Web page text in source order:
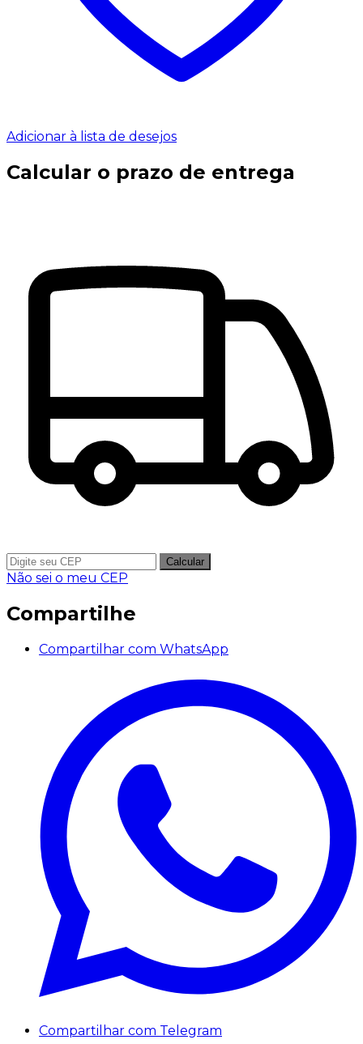
Adicionar à lista de desejos
Calcular o prazo de entrega
Calcular
Não sei o meu CEP
Compartilhe
Compartilhar com WhatsApp
Compartilhar com Telegram